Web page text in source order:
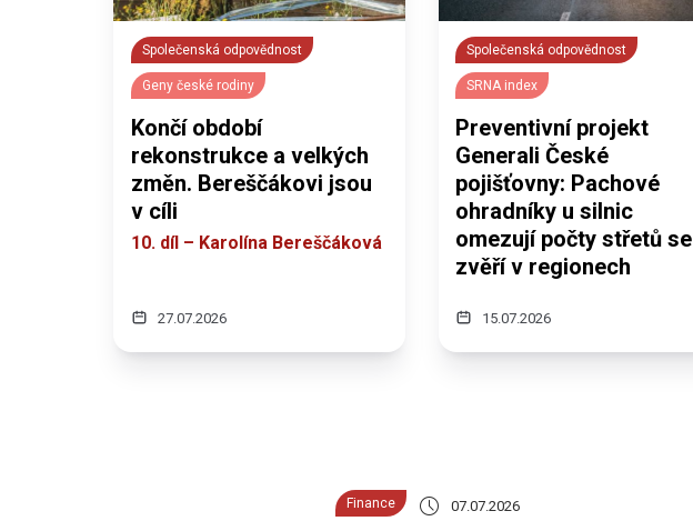
Společenská odpovědnost
Geny české rodiny
Končí období
rekonstrukce a velkých
změn. Bereščákovi jsou
v cíli
10. díl – Karolína Bereščáková
27.07.2026
Společenská odpovědnost
SRNA index
Preventivní projekt
Generali České
pojišťovny: Pachové
ohradníky u silnic
omezují počty střetů se
zvěří v regionech
15.07.2026
Finance 07.07.2026